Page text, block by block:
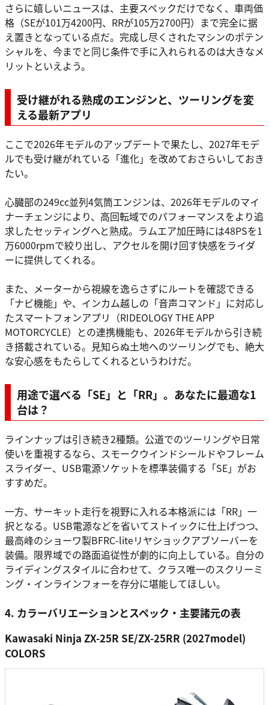
さらに嬉しいニュースは、主要スペックだけでなく、車両価
格（SEが101万4200円、RRが105万2700円）まで完全に据
え置きとなっている点だ。完成し尽くされたマシンのポテン
シャルを、今までと同じ条件で手に入れられるのは大きなメ
リットといえよう。
受け継がれる熟成のエンジンと、ツーリングを変
える最新アプリ
ここで2026年モデルのアップデートで果たし、2027年モデ
ルでも受け継がれている「進化」を改めておさらいしておき
たい。
心臓部の249cc並列4気筒エンジンは、2026年モデルのマイ
ナーチェンジにより、高回転域でのパフォーマンスをより追
求したセッティングへと熟成。ラムエア加圧時には48PSを1
万6000rpmで絞り出し、アクセルを開け回す快感をライダ
ーに提供してくれる。
また、メーターから視線を逸らさずにルートを確認できる
「ナビ機能」や、インカム越しの「音声コマンド」に対応し
たスマートフォンアプリ（RIDEOLOGY THE APP
MOTORCYCLE）との連携機能も、2026年モデルから引き続
き搭載されている。見知らぬ土地へのツーリングでも、絶大
な安心感をもたらしてくれるというわけだ。
用途で選べる「SE」と「RR」。あなたに最適な1
台は？
ラインナップは引き続き2種類。公道でのツーリングや日常
使いを重視するなら、スモークウインドシールドやフレーム
スライダー、USB電源ソケットを標準装備する「SE」がお
すすめだ。
一方、サーキット走行を視野に入れる本格派には「RR」一
択となる。USB電源などを省いてストイックに仕上げつつ、
最高峰のショーワ製BFRC-liteリヤショックアブソーバーを
装備。限界域での路面追従性が劇的に向上している。自分の
ライディングスタイルに合わせて、クラス唯一のスクリーミ
ング・インラインフォーを存分に堪能してほしい。
4. カラーバリエーションとスペック・主要諸元の表
Kawasaki Ninja ZX-25R SE/ZX-25RR (2027model)
COLORS